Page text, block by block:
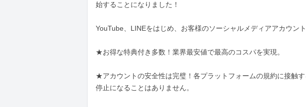
始することになりました！
YouTube、LINEをはじめ、お客様のソーシャルメディアアカウン
★お得な特典付き多数！業界最安値で最高のコスパを実現。
★アカウントの安全性は完璧！各プラットフォームの規約に接触
停止になることはありません。